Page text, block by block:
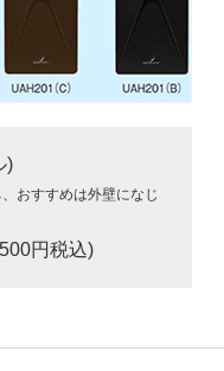
)
おすすめは外壁になじ
円税込)